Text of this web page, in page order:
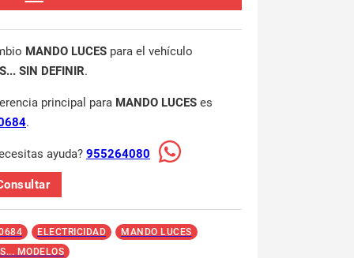
MANDO LUCES para el vehículo
SIN DEFINIR.
principal para MANDO LUCES es
.
ayuda? 955264080
ELECTRICIDAD
MANDO LUCES
MODELOS